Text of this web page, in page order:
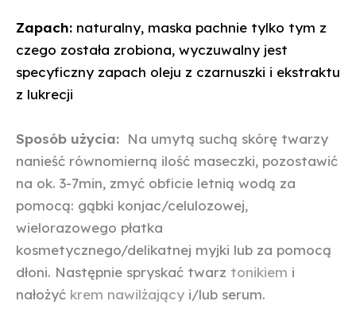
Zapach: naturalny, maska pachnie tylko tym z
czego została zrobiona, wyczuwalny jest
specyficzny zapach oleju z czarnuszki i ekstraktu
z lukrecji
Sposób użycia: Na umytą suchą skórę twarzy
nanieść równomierną ilość maseczki, pozostawić
na ok. 3-7min, zmyć obficie letnią wodą za
pomocą: gąbki konjac/celulozowej,
wielorazowego płatka
kosmetycznego/delikatnej myjki lub za pomocą
dłoni. Następnie spryskać twarz tonikiem i
nałożyć krem nawilżający i/lub serum.